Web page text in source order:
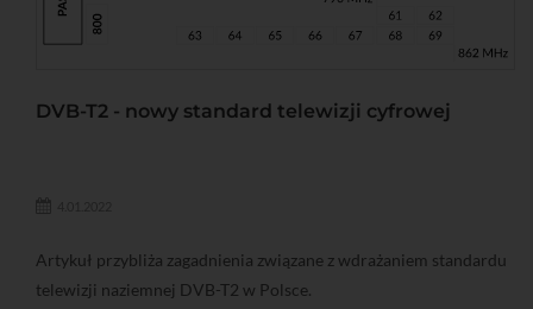
DVB-T2 - nowy standard telewizji cyfrowej
Artykuł przybliża zagadnienia związane z wdrażaniem standardu
telewizji naziemnej DVB-T2 w Polsce.